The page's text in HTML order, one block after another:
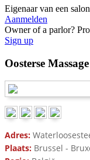
Eigenaar van een
Aanmelden
Owner of a parlor?
Sign up
Oosterse
Adres:
Plaats: Brussel -